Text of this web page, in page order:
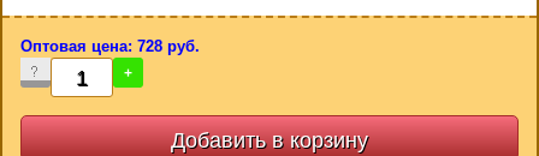
Оптовая цена: 728 руб.
- +